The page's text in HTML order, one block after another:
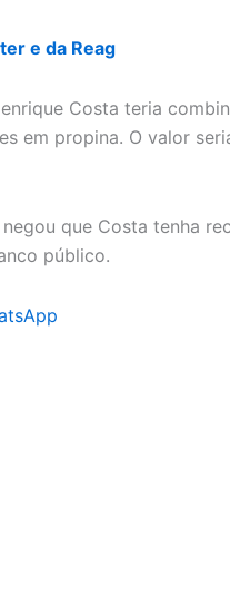
e da Reag
Costa teria
em propina. O valor
que Costa tenha
público.